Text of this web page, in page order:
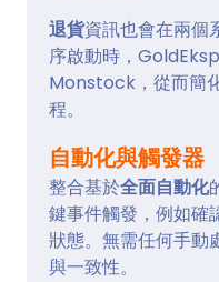
退貨資訊也會在兩個
序啟動時，
Monstock，從而簡
程。
自動化與觸發器
整合基於全面自動化
鍵事件觸發，例如確
狀態。無需任何手動
與一致性。